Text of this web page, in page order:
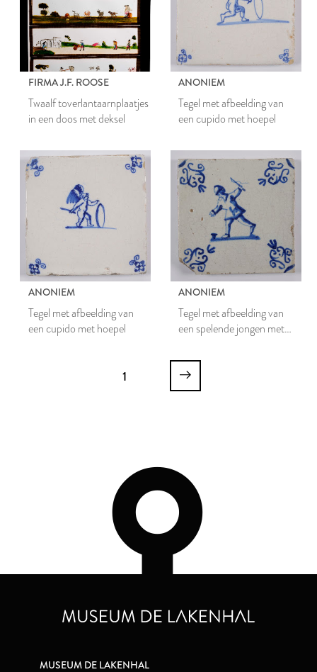
FIRMA J.F. ROOSE
Twaalf toverlantaarnplaatjes
in een doos met deksel
ANONIEM
Tegel met afbeelding van
een cupido met hoepel
ANONIEM
Tegel met afbeelding van
een cupido met hoepel
ANONIEM
Tegel met afbeelding van
een spelende jongen met
1
MUSEUM DE LAKENHAL